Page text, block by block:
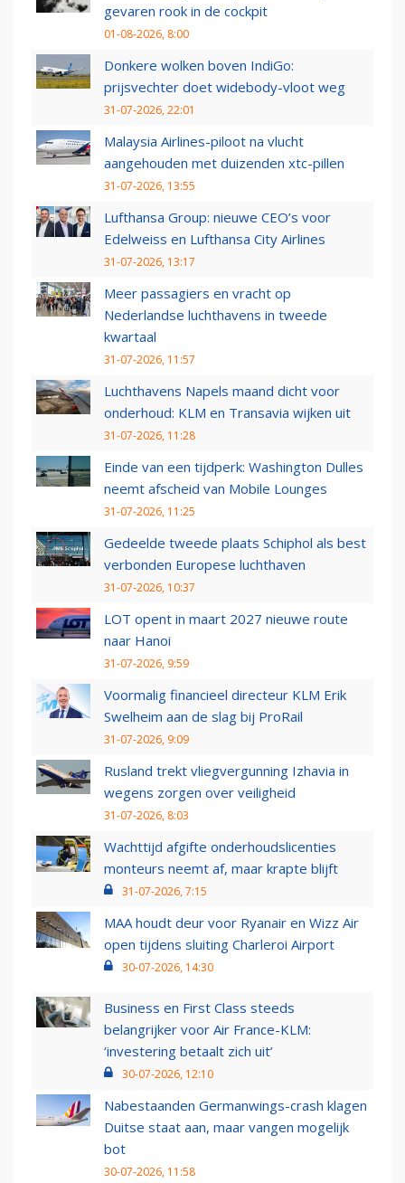
gevaren rook in de cockpit
01-08-2026, 8:00
Donkere wolken boven IndiGo:
prijsvechter doet widebody-vloot weg
31-07-2026, 22:01
Malaysia Airlines-piloot na vlucht
aangehouden met duizenden xtc-pillen
31-07-2026, 13:55
Lufthansa Group: nieuwe CEO’s voor
Edelweiss en Lufthansa City Airlines
31-07-2026, 13:17
Meer passagiers en vracht op
Nederlandse luchthavens in tweede
kwartaal
31-07-2026, 11:57
Luchthavens Napels maand dicht voor
onderhoud: KLM en Transavia wijken uit
31-07-2026, 11:28
Einde van een tijdperk: Washington Dulles
neemt afscheid van Mobile Lounges
31-07-2026, 11:25
Gedeelde tweede plaats Schiphol als best
verbonden Europese luchthaven
31-07-2026, 10:37
LOT opent in maart 2027 nieuwe route
naar Hanoi
31-07-2026, 9:59
Voormalig financieel directeur KLM Erik
Swelheim aan de slag bij ProRail
31-07-2026, 9:09
Rusland trekt vliegvergunning Izhavia in
wegens zorgen over veiligheid
31-07-2026, 8:03
Wachttijd afgifte onderhoudslicenties
monteurs neemt af, maar krapte blijft
31-07-2026, 7:15
MAA houdt deur voor Ryanair en Wizz Air
open tijdens sluiting Charleroi Airport
30-07-2026, 14:30
Business en First Class steeds
belangrijker voor Air France-KLM:
‘investering betaalt zich uit’
30-07-2026, 12:10
Nabestaanden Germanwings-crash klagen
Duitse staat aan, maar vangen mogelijk
bot
30-07-2026, 11:58